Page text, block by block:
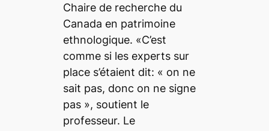
Chaire de recherche du
Canada en patrimoine
ethnologique. «C’est
comme si les experts sur
place s’étaient dit: « on ne
sait pas, donc on ne signe
pas », soutient le
professeur. Le